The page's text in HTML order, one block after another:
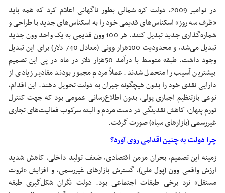
در نوامبر 2009، دولت کره شمالی بطور ناگهانی اعلام کرد که همه باید
«ظرف سه روز» اسکناس‌های قدیمی خود را به اسکناس‌های جدید با طراحی و
شماره‌گذاری جدید تبدیل کنند. هر 100 وون قدیمی به یک واحد وون جدید
تبدیل می‌شد، و محدودیت 100هزار وونی (معادل 740 دلار) برای این تبدیل
وجود داشت. طبقه متوسط با درآمد 50هزار دلار در ماه در پی این تصمیم
بیشترین آسیب را متحمل شدند. عملاً مردم مجبور بودند مقادیر زیادی از
دارایی نقدی خود را بدون هیچگونه جبران به دولت تحویل دهند. این اقدام،
نوعی بازتنظیم اجباری پولی، بدون اطلاع‌رسانی عمومی بود که جهت کنترل
تورم پنهان، کاهش نقدینگی در دست مردم و البته سرکوب فعالیت‌های تجاری
غیررسمی (بازارهای سیاه) صورت گرفت.
چرا دولت به چنین اقدامی روی آورد؟
زمینه این تصمیم، بحران مزمن اقتصادی، ضعف تولید داخلی، کاهش شدید
ارزش واقعی وون (پول ملی)، گسترش بازارهای غیررسمی، و افزایش «ثروت
مستقل» نزد برخی طبقات اجتماعی بود. دولت نگران شکل‌گیری طبقه